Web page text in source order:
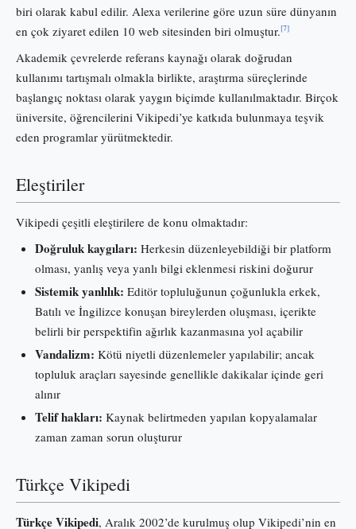
biri olarak kabul edilir. Alexa verilerine göre uzun süre dünyanın
en çok ziyaret edilen 10 web sitesinden biri olmuştur.[7]
Akademik çevrelerde referans kaynağı olarak doğrudan
kullanımı tartışmalı olmakla birlikte, araştırma süreçlerinde
başlangıç noktası olarak yaygın biçimde kullanılmaktadır. Birçok
üniversite, öğrencilerini Vikipedi’ye katkıda bulunmaya teşvik
eden programlar yürütmektedir.
Eleştiriler
Vikipedi çeşitli eleştirilere de konu olmaktadır:
Doğruluk kaygıları: Herkesin düzenleyebildiği bir platform
olması, yanlış veya yanlı bilgi eklenmesi riskini doğurur
Sistemik yanlılık: Editör topluluğunun çoğunlukla erkek,
Batılı ve İngilizce konuşan bireylerden oluşması, içerikte
belirli bir perspektifin ağırlık kazanmasına yol açabilir
Vandalizm: Kötü niyetli düzenlemeler yapılabilir; ancak
topluluk araçları sayesinde genellikle dakikalar içinde geri
alınır
Telif hakları: Kaynak belirtmeden yapılan kopyalamalar
zaman zaman sorun oluşturur
Türkçe Vikipedi
Türkçe Vikipedi, Aralık 2002’de kurulmuş olup Vikipedi’nin en